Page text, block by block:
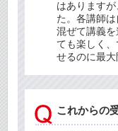
はあります
た。各講師
混ぜて講義
ても楽しく
せるのに最大
これからの